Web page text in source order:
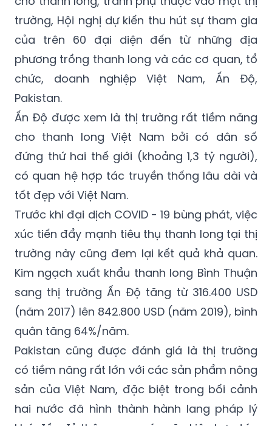
của trên 60 đại diện đến từ những địa
phương trồng thanh long và các cơ quan, tổ
chức, doanh nghiệp Việt Nam, Ấn Độ,
Pakistan.
Ấn Độ được xem là thị trường rất tiềm năng
cho thanh long Việt Nam bởi có dân số
đứng thứ hai thế giới (khoảng 1,3 tỷ người),
có quan hệ hợp tác truyền thống lâu dài và
tốt đẹp với Việt Nam.
Trước khi đại dịch COVID - 19 bùng phát, việc
xúc tiến đẩy mạnh tiêu thụ thanh long tại thị
trường này cũng đem lại kết quả khả quan.
Kim ngạch xuất khẩu thanh long Bình Thuận
sang thị trường Ấn Độ tăng từ 316.400 USD
(năm 2017) lên 842.800 USD (năm 2019), bình
quân tăng 64%/năm.
Pakistan cũng được đánh giá là thị trường
có tiềm năng rất lớn với các sản phẩm nông
sản của Việt Nam, đặc biệt trong bối cảnh
hai nước đã hình thành hành lang pháp lý
khá đầy đủ thông qua các văn kiện hợp tác
cấp Chính phủ.